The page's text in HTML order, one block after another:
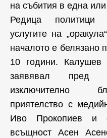
на събития в една
Редица политици
услугите на
началото е белязано
10 години. Калушев
заявявал пред
изключително
приятелство с
Иво Прокопиев и
всъщност Асен